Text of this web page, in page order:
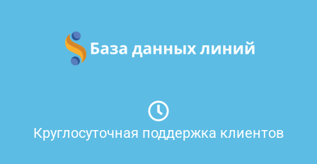
содержимому
Круглосуточная поддержка клиентов